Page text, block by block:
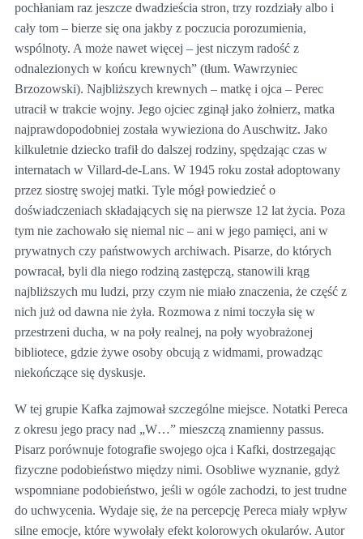
pochłaniam raz jeszcze dwadzieścia stron, trzy rozdziały albo i
cały tom – bierze się ona jakby z poczucia porozumienia,
wspólnoty. A może nawet więcej – jest niczym radość z
odnalezionych w końcu krewnych” (tłum. Wawrzyniec
Brzozowski). Najbliższych krewnych – matkę i ojca – Perec
utracił w trakcie wojny. Jego ojciec zginął jako żołnierz, matka
najprawdopodobniej została wywieziona do Auschwitz. Jako
kilkuletnie dziecko trafił do dalszej rodziny, spędzając czas w
internatach w Villard-de-Lans. W 1945 roku został adoptowany
przez siostrę swojej matki. Tyle mógł powiedzieć o
doświadczeniach składających się na pierwsze 12 lat życia. Poza
tym nie zachowało się niemal nic – ani w jego pamięci, ani w
prywatnych czy państwowych archiwach. Pisarze, do których
powracał, byli dla niego rodziną zastępczą, stanowili krąg
najbliższych mu ludzi, przy czym nie miało znaczenia, że część z
nich już od dawna nie żyła. Rozmowa z nimi toczyła się w
przestrzeni ducha, w na poły realnej, na poły wyobrażonej
bibliotece, gdzie żywe osoby obcują z widmami, prowadząc
niekończące się dyskusje.
W tej grupie Kafka zajmował szczególne miejsce. Notatki Pereca
z okresu jego pracy nad „W…” mieszczą znamienny passus.
Pisarz porównuje fotografie swojego ojca i Kafki, dostrzegając
fizyczne podobieństwo między nimi. Osobliwe wyznanie, gdyż
wspomniane podobieństwo, jeśli w ogóle zachodzi, to jest trudne
do uchwycenia. Wydaje się, że na percepcję Pereca miały wpływ
silne emocje, które wywołały efekt kolorowych okularów. Autor